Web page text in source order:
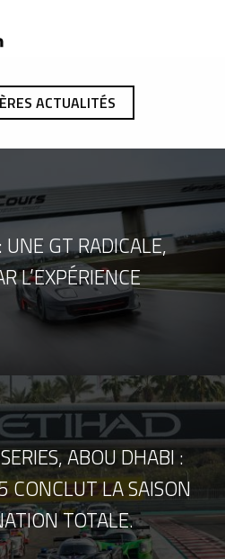
ACTUALITÉS
UNE GT RADICALE,
L’EXPÉRIENCE
ABOU DHABI :
CONCLUT LA SAISON
TOTALE.